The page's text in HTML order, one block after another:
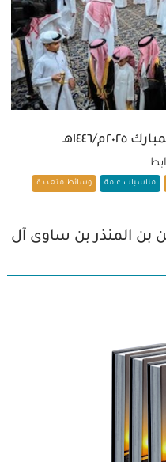
١٤٤٦هـ
مناسبات عامة وسائط متعددة
بن المنذر بن ساوى آل